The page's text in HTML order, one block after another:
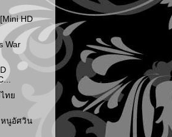
HD
War
ทย
หนูอัศวิน